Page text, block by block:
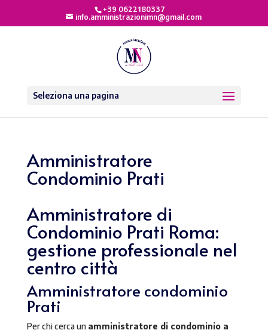
+39 0622180337
info.amministrazionimn@gmail.com
Seleziona una pagina
Amministratore
Condominio Prati
Amministratore di
Condominio Prati Roma:
gestione professionale nel
centro città
Amministratore condominio
Prati
Per chi cerca un amministratore di condominio a